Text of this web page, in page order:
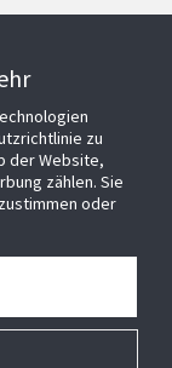
zu
der Website,
zählen. Sie
oder